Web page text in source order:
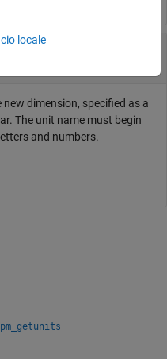
unit for new dimension
dimension, specified as a
The unit name must begin
and numbers.
pm_getunits
locale